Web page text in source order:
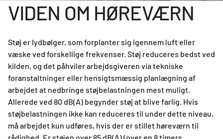
VIDEN OM HØREVÆRN
Støj er lydbølger, som forplanter sig igennem luft eller
væske ved forskellige frekvenser. Støj reduceres bedst ved
kilden, og det påhviler arbejdsgiveren via tekniske
foranstaltninger eller hensigtsmæssig planlægning af
arbejdet at nedbringe støjbelastningen mest muligt.
Allerede ved 80 dB(A) begynder støj at blive farlig. Hvis
støjbelastningen ikke kan reduceres til under dette niveau,
må arbejdet kun udføres, hvis der er stillet høreværn til